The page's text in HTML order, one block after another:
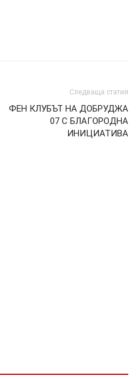
Следваща статия
ФЕН КЛУБЪТ НА ДОБРУДЖА
07 С БЛАГОРОДНА
ИНИЦИАТИВА